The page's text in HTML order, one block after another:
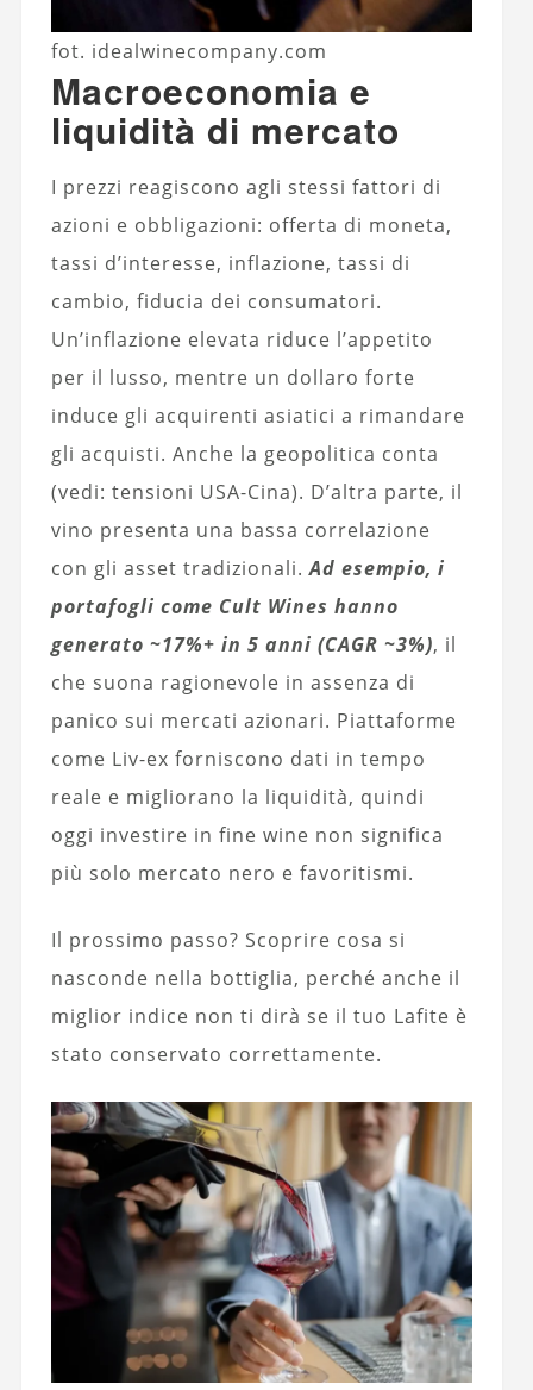
fot. idealwinecompany.com
Macroeconomia e
liquidità di mercato
I prezzi reagiscono agli stessi fattori di
azioni e obbligazioni: offerta di moneta,
tassi d’interesse, inflazione, tassi di
cambio, fiducia dei consumatori.
Un’inflazione elevata riduce l’appetito
per il lusso, mentre un dollaro forte
induce gli acquirenti asiatici a rimandare
gli acquisti. Anche la geopolitica conta
(vedi: tensioni USA-Cina). D’altra parte, il
vino presenta una bassa correlazione
con gli asset tradizionali.Ad esempio, i
portafogli come Cult Wines hanno
generato ~17%+ in 5 anni (CAGR ~3%), il
che suona ragionevole in assenza di
panico sui mercati azionari. Piattaforme
come Liv-ex forniscono dati in tempo
reale e migliorano la liquidità, quindi
oggi investire in fine wine non significa
più solo mercato nero e favoritismi.
Il prossimo passo? Scoprire cosa si
nasconde nella bottiglia, perché anche il
miglior indice non ti dirà se il tuo Lafite è
stato conservato correttamente.